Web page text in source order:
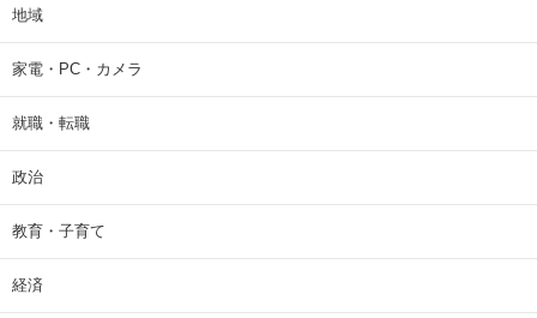
地域
家電・PC・カメラ
就職・転職
政治
教育・子育て
経済